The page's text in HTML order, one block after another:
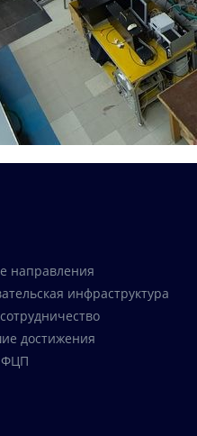
направления
инфраструктура
достижения
ФЦП